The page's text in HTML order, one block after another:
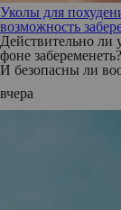
Уколы для
возможность
Действительно
фоне
И безопасны ли
вчера